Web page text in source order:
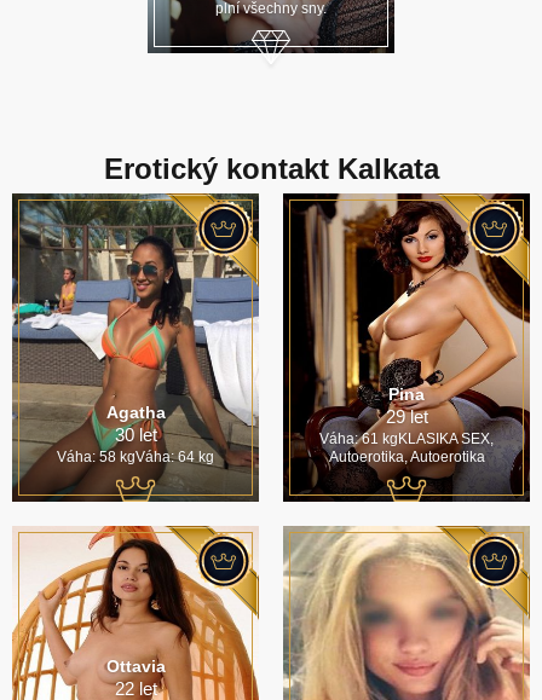
plní všechny sny.
Erotický kontakt Kalkata
Agatha
30 let
Váha: 58 kgVáha: 64 kg
Pina
29 let
Váha: 61 kgKLASIKA SEX,
Autoerotika, Autoerotika
Ottavia
22 let